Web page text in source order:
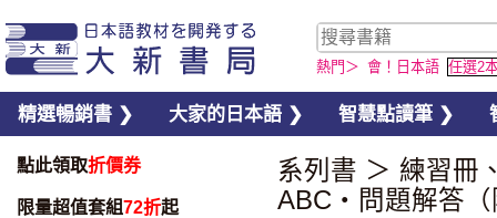
熱門＞ 會！日本語 任選2
精選暢銷書 ❯ 大家的日本語 ❯ 智慧點讀筆 ❯
點此領取折價券
限量超值套組72折起
系列書 ＞ 練習冊
ABC・問題解答